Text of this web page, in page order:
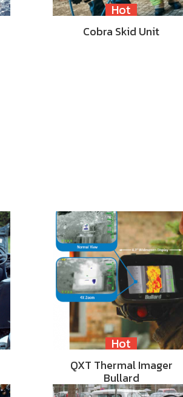
Hot
Cobra Skid Unit
Hot
QXT Thermal Imager
Bullard